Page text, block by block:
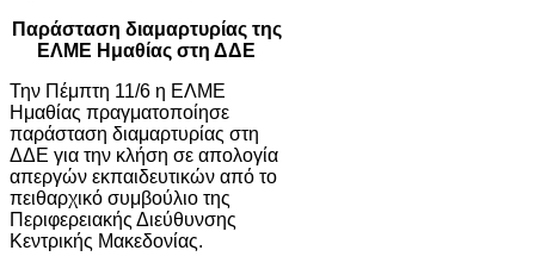
Παράσταση διαμαρτυρίας της
ΕΛΜΕ Ημαθίας στη ΔΔΕ
Την Πέμπτη 11/6 η ΕΛΜΕ
Ημαθίας πραγματοποίησε
παράσταση διαμαρτυρίας στη
ΔΔΕ για την κλήση σε απολογία
απεργών εκπαιδευτικών από το
πειθαρχικό συμβούλιο της
Περιφερειακής Διεύθυνσης
Κεντρικής Μακεδονίας.